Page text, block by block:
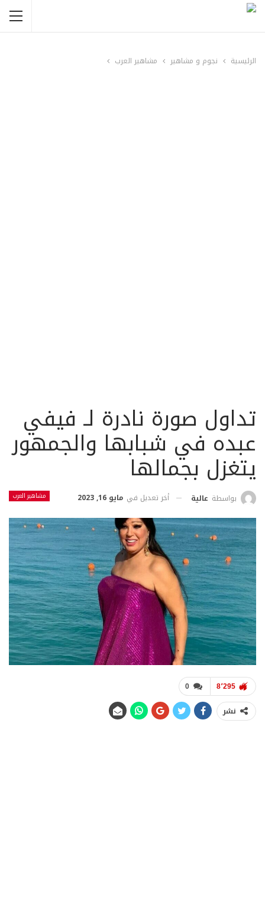
الرئيسية نجوم و مشاهير مشاهير العرب
تداول صورة نادرة لـ فيفي
عبده في شبابها والجمهور
يتغزل بجمالها
مشاهير العرب بواسطة عالية أخر تعديل في مايو 16, 2023
0 8٬295
نشر